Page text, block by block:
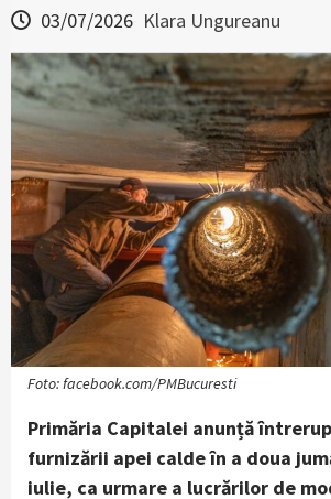
03/07/2026 Klara Ungureanu
Foto: facebook.com/PMBucuresti
Primăria Capitalei anunță
furnizării apei calde în a doua
iulie, ca urmare a lucrărilor de